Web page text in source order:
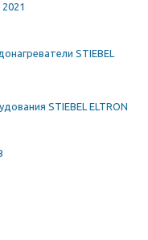
STIEBEL
STIEBEL ELTRON